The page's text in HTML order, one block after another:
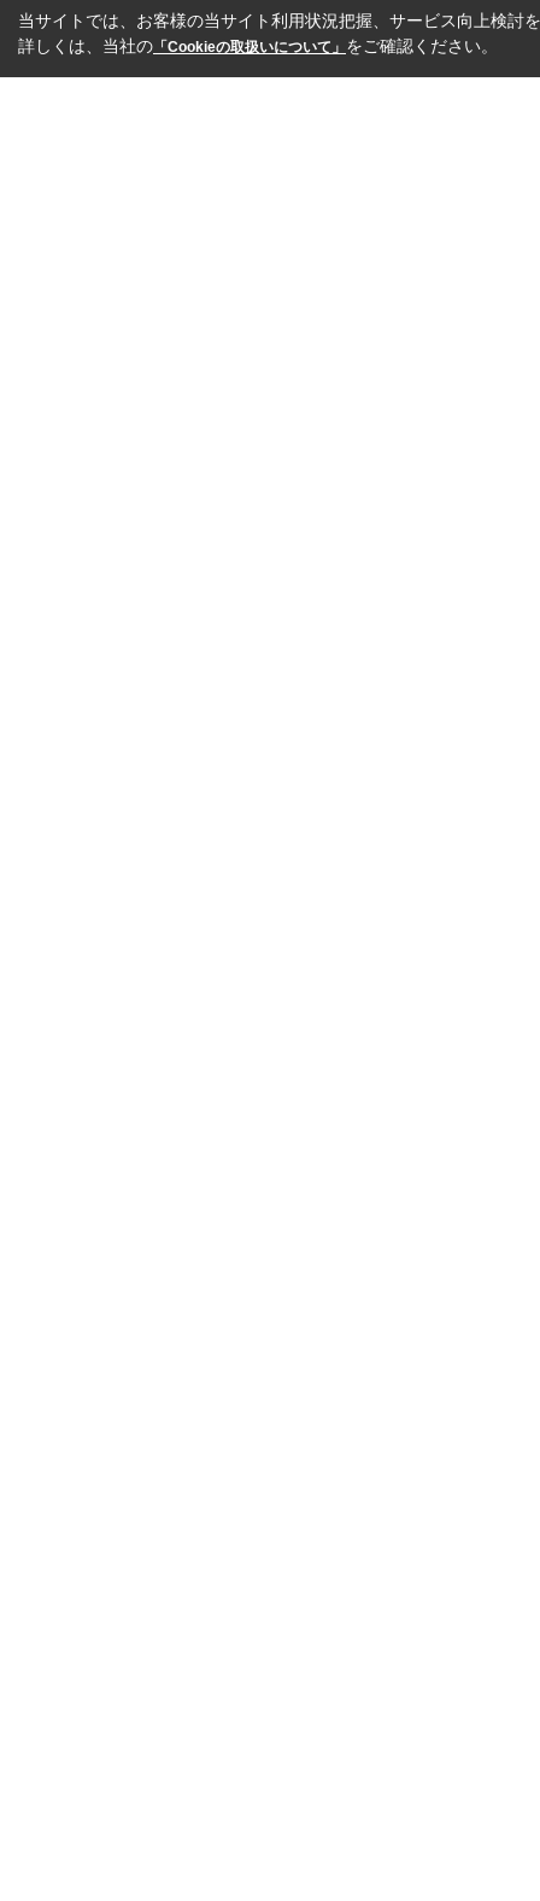
当サイトでは、お客様の当サイト利用状況把握、サービス向上検討
詳しくは、当社の 「Cookieの取扱いについて」 をご確認ください。